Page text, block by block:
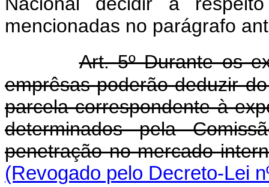
mencionadas no parágrafo
Art. 5º Durante os
emprêsas poderão deduzir
parcela correspondente à
determinados pela
penetração no mercado
(Revogado pelo Decreto-Lei